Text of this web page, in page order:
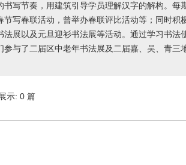
书写节奏，用建筑引导学员理解汉字的解构。每
节写春联活动，曾举办春联评比活动等；同时积
法展以及元旦迎衫书法展等活动。通过学习书法
参与了二届区中老年书法展及二届嘉、吴、青三
示: 0 篇